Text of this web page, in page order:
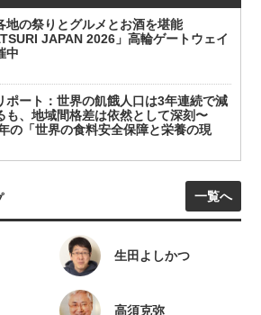
地の祭りとグルメとお酒を堪能
JAPAN 2026」高輪ゲートウェイ
中
ポート：世界の飢餓人口は3年連続で減
も、地域間格差は依然として深刻〜
の「世界の食料安全保障と栄養の現
一覧へ
生田よしかつ
高須克弥